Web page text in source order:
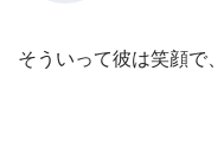
そういって彼は笑顔で